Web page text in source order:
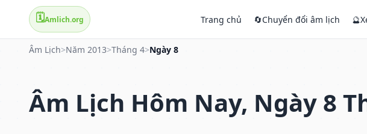
🗓️Amlich.org Trang chủ 🔄Chuyển đổi âm lịch 🔮
Âm Lịch>Năm 2013>Tháng 4>Ngày 8
Âm Lịch Hôm Nay, Ngày 8